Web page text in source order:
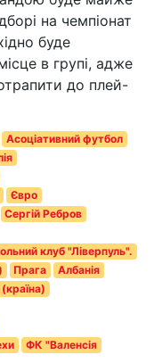
на чемпіонат
буде
в групі, адже
до плей-
Асоціативний футбол
Євро
Сергій Ребров
клуб "Ліверпуль".
Прага
Албанія
(країна)
ФК "Валенсія